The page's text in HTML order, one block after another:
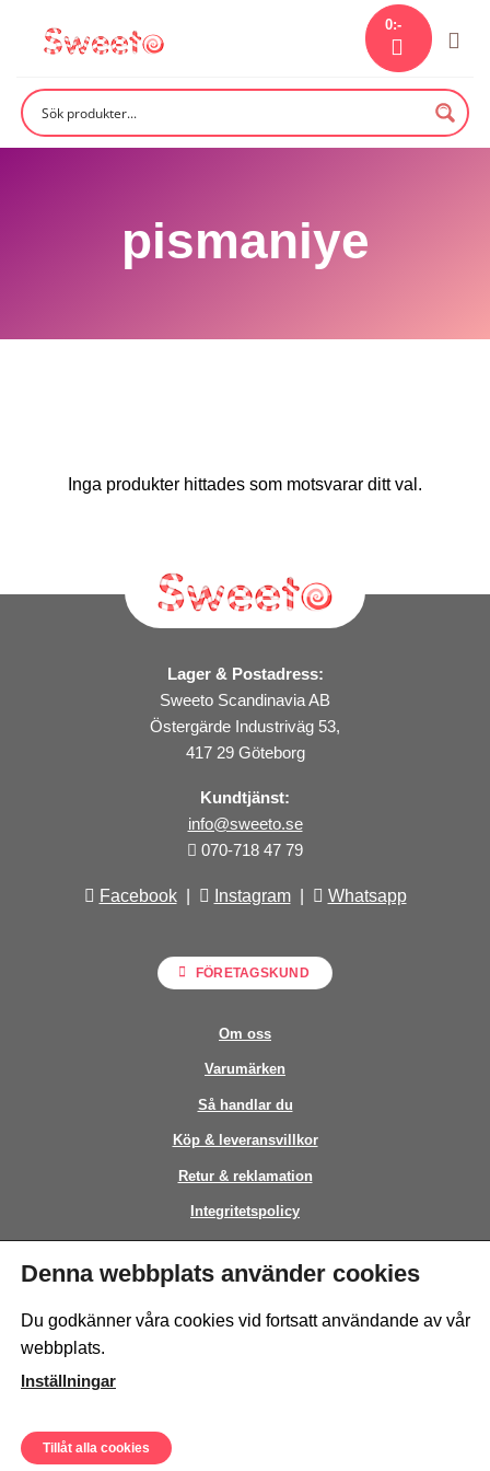
0:-
pismaniye
Inga produkter hittades som motsvarar ditt val.
Lager & Postadress:
Sweeto Scandinavia AB
Östergärde Industriväg 53,
417 29 Göteborg
Kundtjänst:
info@sweeto.se
070-718 47 79
Facebook| Instagram| Whatsapp
FÖRETAGSKUND
Om oss
Varumärken
Så handlar du
Köp & leveransvillkor
Retur & reklamation
Integritetspolicy
This site is protected by reCAPTCHA and the GooglePrivacy Policyand
© Sweeto Scandinavia AB - All rights reserved.
Denna webbplats använder cookies
Du godkänner våra cookies vid fortsatt användande av vår
webbplats.
Inställningar
Tillåt alla cookies